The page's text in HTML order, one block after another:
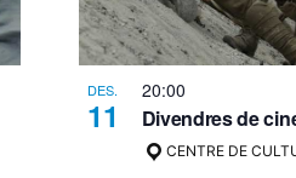
DES.
11
20:00
Divendres de
CENTRE DE